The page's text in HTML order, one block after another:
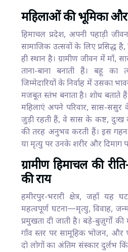
महिलाओं की भूमिका और
हिमाचल प्रदेश, अपनी पहाड़ी
सामाजिक उत्सवों के लिए प्रसिद्ध
ही स्थान है। ग्रामीण जीवन में माँ,
ताना-बाना बनाती हैं। बहू का
जिम्मेदारियों के निर्वाह में उसका
मजबूत स्तंभ बनाता है। शोध बताते
महिलाएं अपने परिवार, सास-
जुड़ी रहती हैं, वे सास के कष्ट, दुःख व
की तरह अनुभव करती हैं। इस
या मृत्यु पर उनके शरीर और दिमाग
ग्रामीण हिमाचल की
की राय
हमीरपुर-भरारी क्षेत्र, जहाँ यह
महत्वपूर्ण घटना—मृत्यु, विवाह,
प्रमुखता दी जाती है। बड़े-बुज़ुर्गों
गाँव स्तर पर सामूहिक भोजन, और
दो लोगों का अंतिम संस्कार दुर्लभ